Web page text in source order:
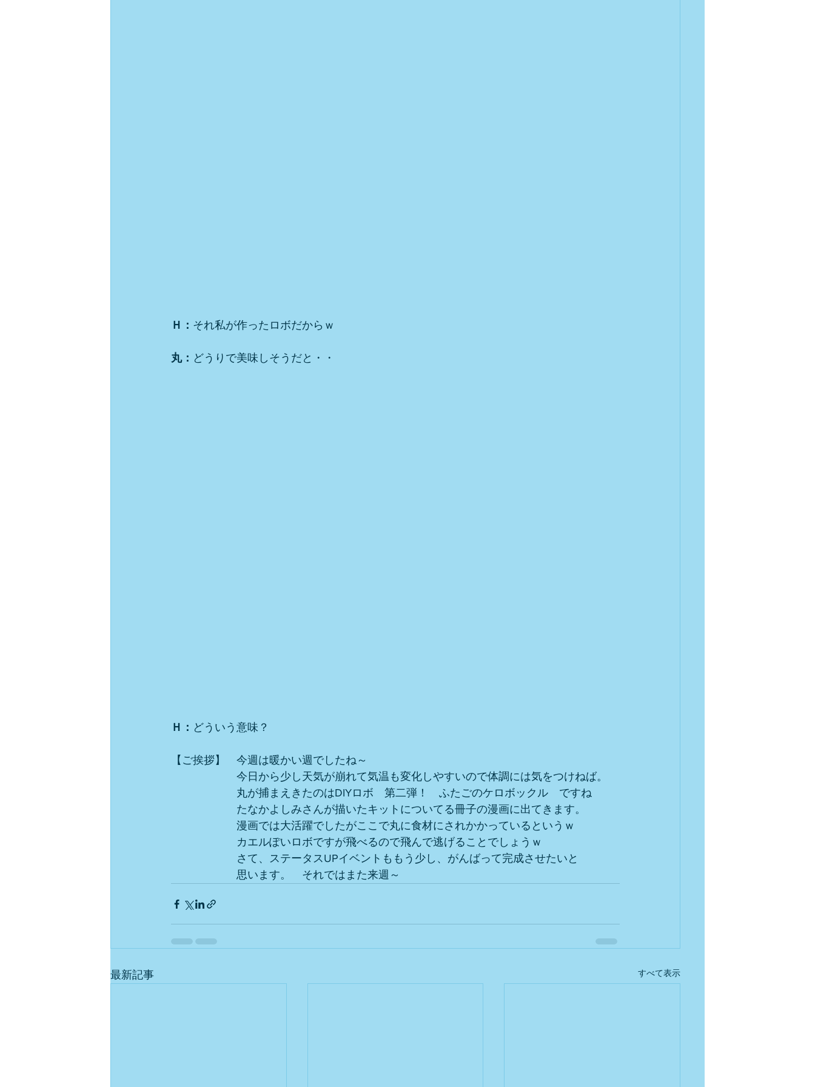
Ｈ： それ私が作ったロボだからｗ
丸： どうりで美味しそうだと・・
Ｈ： どういう意味？
【ご挨拶】　今週は暖かい週でしたね～
今日から少し天気が崩れて気温も変化しやすいので体調には気をつけねば。
丸が捕まえきたのはDIYロボ　第二弾！　ふたごのケロボックル　ですね
たなかよしみさんが描いたキットについてる冊子の漫画に出てきます。
漫画では大活躍でしたがここで丸に食材にされかかっているというｗ
カエルぽいロボですが飛べるので飛んで逃げることでしょうｗ
さて、ステータスUPイベントももう少し、がんばって完成させたいと
思います。　それではまた来週～
最新記事 すべて表示